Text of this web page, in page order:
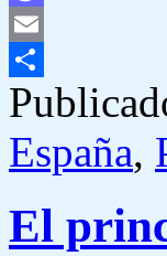
Mastodon
Email
Compartir
España,
El